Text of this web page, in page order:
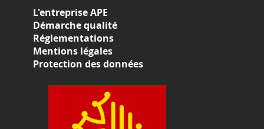
L'entreprise APE
Démarche qualité
Réglementations
Mentions légales
Protection des données